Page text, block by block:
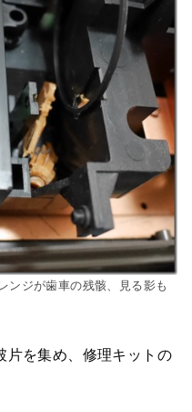
ンジが歯車の残骸、見る影も
片を集め、修理キットの